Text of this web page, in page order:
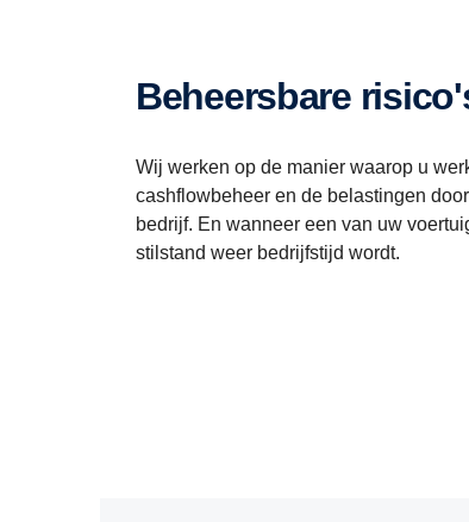
Beheersbare
Wij werken op de manier waarop u
cashflowbeheer en de belastingen
bedrijf. En wanneer een van uw
stilstand weer bedrijfstijd wordt.